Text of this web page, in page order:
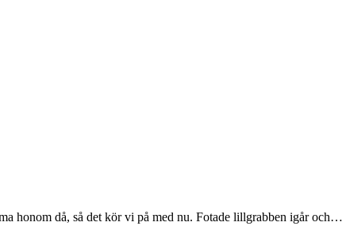
honom då, så det kör vi på med nu. Fotade lillgrabben igår och…